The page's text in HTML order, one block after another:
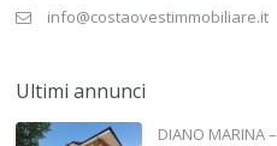
info@costaovestimmobiliare.it
Ultimi annunci
DIANO MARINA –